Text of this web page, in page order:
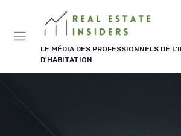
LE MÉDIA DES PROFESSIONNELS DE
D'HABITATION